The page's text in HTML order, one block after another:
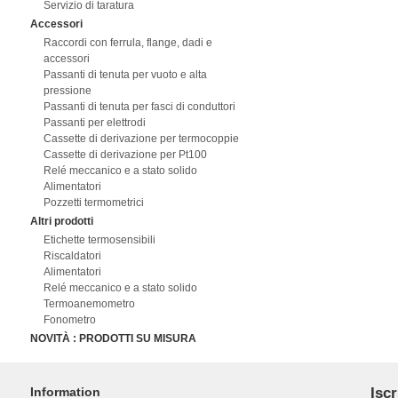
Servizio di taratura
Accessori
Raccordi con ferrula, flange, dadi e
accessori
Passanti di tenuta per vuoto e alta
pressione
Passanti di tenuta per fasci di conduttori
Passanti per elettrodi
Cassette di derivazione per termocoppie
Cassette di derivazione per Pt100
Relé meccanico e a stato solido
Alimentatori
Pozzetti termometrici
Altri prodotti
Etichette termosensibili
Riscaldatori
Alimentatori
Relé meccanico e a stato solido
Termoanemometro
Fonometro
NOVITÀ : PRODOTTI SU MISURA
Information